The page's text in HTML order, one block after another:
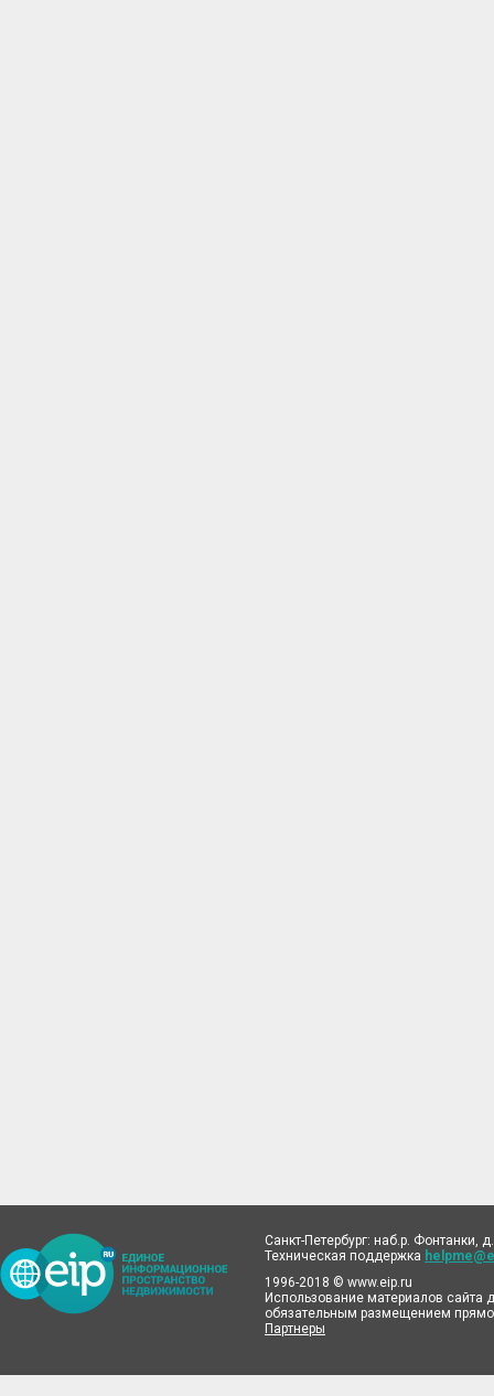
Санкт-Петербург: наб.р. Фонтанки,
Техническая поддержка
1996-2018 © www.eip.ru
Использование материалов сайта
обязательным размещением
Партнеры